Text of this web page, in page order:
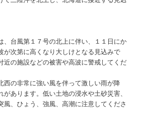
台風第１７号の北上に伴い、１１日にか
が次第に高くなり大しけとなる見込みで
近の施設などの被害や高波に警戒してくだ
の非常に強い風を伴って激しい雨が降
があります。低い土地の浸水や土砂災害、
風、ひょう、強風、高潮に注意してくださ